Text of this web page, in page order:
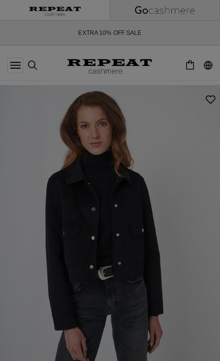
ZACHTE NIEUWE STIJLEN EN FRISSE KLEUREN VOOR HET KOMENDE
*UITZONDERINGEN KUNNEN VAN TOEPASSING ZIJN
ZACHTE NIEUWE STIJLEN EN FRISSE KLEUREN VOOR HET KOMENDE
SEIZOEN
EXTRA 10% OFF SALE